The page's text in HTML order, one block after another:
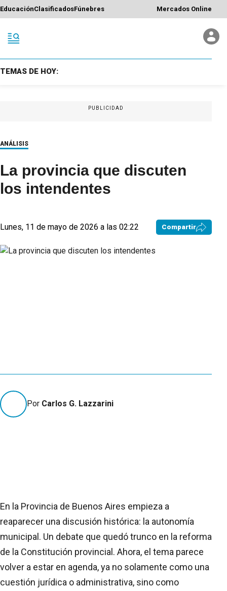
EducaciónClasificadosFúnebres Mercados Online
TEMAS DE HOY:
PUBLICIDAD
ANÁLISIS
La provincia que discuten
los intendentes
Lunes, 11 de mayo de 2026 a las 02:22 Compartir
Por Carlos G. Lazzarini
En la Provincia de Buenos Aires empieza a
reaparecer una discusión histórica: la autonomía
municipal. Un debate que quedó trunco en la reforma
de la Constitución provincial. Ahora, el tema parece
volver a estar en agenda, ya no solamente como una
cuestión jurídica o administrativa, sino como